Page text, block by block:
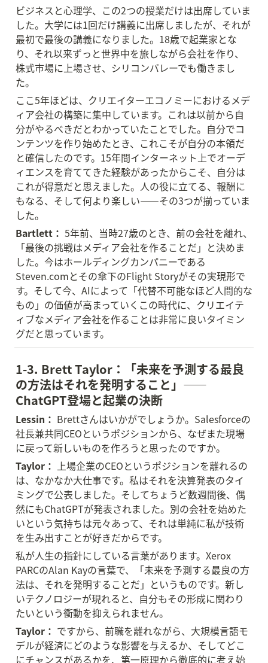
ビジネスと心理学、この2つの授業だけは出席していま
した。大学には1回だけ講義に出席しましたが、それが
最初で最後の講義になりました。18歳で起業家とな
り、それ以来ずっと世界中を旅しながら会社を作り、
株式市場に上場させ、シリコンバレーでも働きまし
た。
ここ5年ほどは、クリエイターエコノミーにおけるメデ
ィア会社の構築に集中しています。これは以前から自
分がやるべきだとわかっていたことでした。自分でコ
ンテンツを作り始めたとき、これこそが自分の本領だ
と確信したのです。15年間インターネット上でオーデ
ィエンスを育ててきた経験があったからこそ、自分は
これが得意だと思えました。人の役に立てる、報酬に
もなる、そして何より楽しい——その3つが揃っていま
した。
Bartlett： 5年前、当時27歳のとき、前の会社を離れ、
「最後の挑戦はメディア会社を作ることだ」と決めま
した。今はホールディングカンパニーである
Steven.comとその傘下のFlight Storyがその実現形で
す。そして今、AIによって「代替不可能なほど人間的な
もの」の価値が高まっていくこの時代に、クリエイテ
ィブなメディア会社を作ることは非常に良いタイミン
グだと思っています。
1-3. Brett Taylor：「未来を予測する最良
の方法はそれを発明すること」——
ChatGPT登場と起業の決断
Lessin： Brettさんはいかがでしょうか。Salesforceの
社長兼共同CEOというポジションから、なぜまた現場
に戻って新しいものを作ろうと思ったのですか。
Taylor： 上場企業のCEOというポジションを離れるの
は、なかなか大仕事です。私はそれを決算発表のタイ
ミングで公表しました。そしてちょうど数週間後、偶
然にもChatGPTが発表されました。別の会社を始めた
いという気持ちは元々あって、それは単純に私が技術
を生み出すことが好きだからです。
私が人生の指針にしている言葉があります。Xerox
PARCのAlan Kayの言葉で、「未来を予測する最良の方
法は、それを発明することだ」というものです。新し
いテクノロジーが現れると、自分もその形成に関わり
たいという衝動を抑えられません。
Taylor： ですから、前職を離れながら、大規模言語モ
デルが経済にどのような影響を与えるか、そしてどこ
にチャンスがあるかを、第一原理から徹底的に考え始